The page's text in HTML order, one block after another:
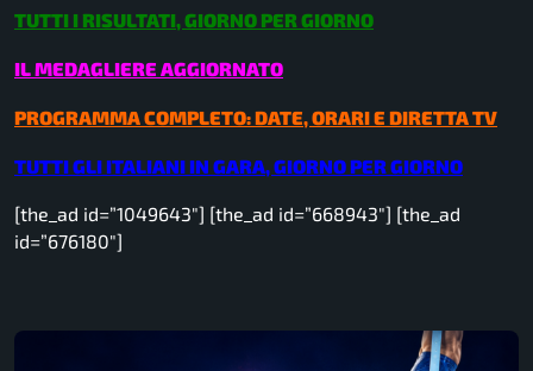
TUTTI I RISULTATI, GIORNO PER GIORNO
IL MEDAGLIERE AGGIORNATO
PROGRAMMA COMPLETO: DATE, ORARI E DIRETTA TV
TUTTI GLI ITALIANI IN GARA, GIORNO PER GIORNO
[the_ad id=”1049643″] [the_ad id=”668943″] [the_ad
id=”676180″]